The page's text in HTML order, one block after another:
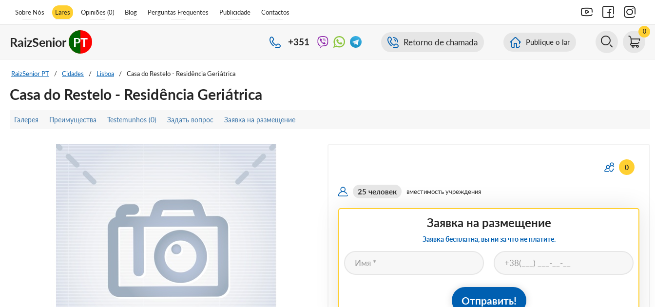
Sobre Nós Lares Opiniões (0) Blog Perguntas Frequentes Publicidade Contactos
RaizSenior PT +351 Retorno de chamada Publique o lar
0
RaizSenior PT / Cidades / Lisboa / Casa do Restelo - Residência Geriátrica
Casa do Restelo - Residência Geriátrica
Галерея Преимущества Testemunhos (0) Задать вопрос Заявка на размещение
0
25 человек вместимость учреждения
Заявка на размещение
Заявка бесплатна, вы ни за что не платите.
Отправить!